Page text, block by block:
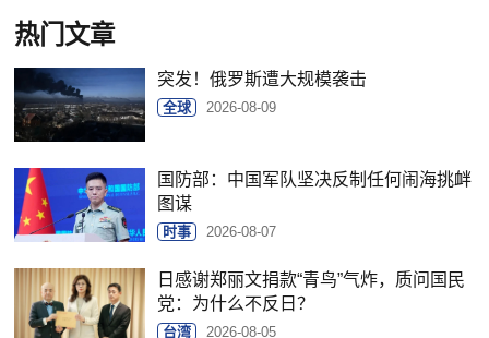
热门文章
突发！俄罗斯遭大规模袭击
全球 2026-08-09
国防部：中国军队坚决反制任何闹海挑衅
图谋
时事 2026-08-07
日感谢郑丽文捐款“青鸟”气炸，质问国民
党：为什么不反日？
台湾 2026-08-05